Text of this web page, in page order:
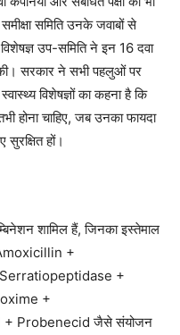
समिति उनके जवाबों से
उप-समिति ने इन 16 दवा
की। सरकार ने सभी पहलुओं पर
विशेषज्ञों का कहना है कि
होना चाहिए, जब उनका फायदा
हों।
शामिल हैं, जिनका इस्तेमाल
+
+
+
Probenecid जैसे संयोजन